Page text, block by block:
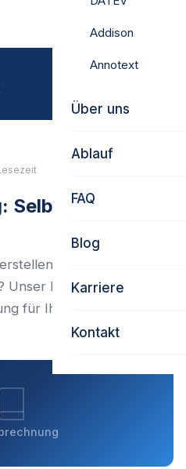
Addison
Annotext
Über uns
Ablauf
FAQ
Blog
Karriere
Kontakt
machen
oder an einen
Entscheidungsguide
für Ihr Unternehmen die